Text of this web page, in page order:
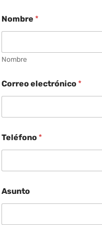
Nombre *
Nombre
Correo electrónico *
Teléfono *
Asunto